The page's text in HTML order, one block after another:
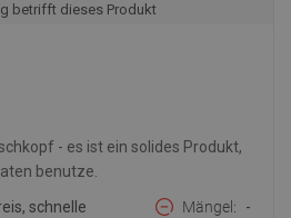
betrifft dieses Produkt
- es ist ein solides Produkt,
benutze.
schnelle
Mängel -